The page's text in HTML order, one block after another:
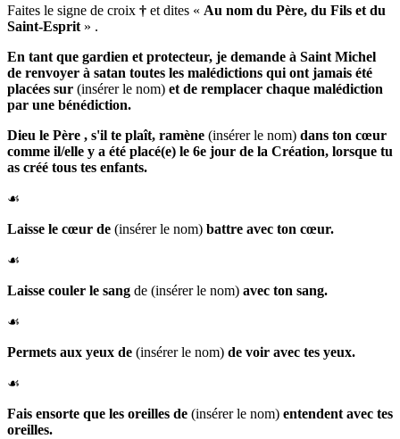
Faites le signe de croix † et dites « Au nom du Père, du Fils et du
Saint-Esprit » .
En tant que gardien et protecteur, je demande à Saint Michel
de renvoyer à satan toutes les malédictions qui ont jamais été
placées sur (insérer le nom) et de remplacer chaque malédiction
par une bénédiction.
Dieu le Père , s'il te plaît, ramène (insérer le nom) dans ton cœur
comme il/elle y a été placé(e) le 6e jour de la Création, lorsque tu
as créé tous tes enfants.
☙
Laisse le cœur de (insérer le nom) battre avec ton cœur.
☙
Laisse couler le sang de (insérer le nom) avec ton sang.
☙
Permets aux yeux de (insérer le nom) de voir avec tes yeux.
☙
Fais ensorte que les oreilles de (insérer le nom) entendent avec tes
oreilles.